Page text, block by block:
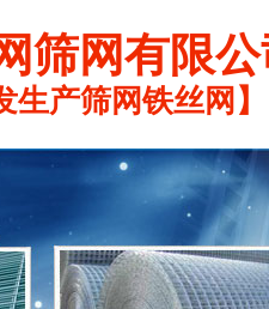
筛网有限
生产筛网铁丝网】